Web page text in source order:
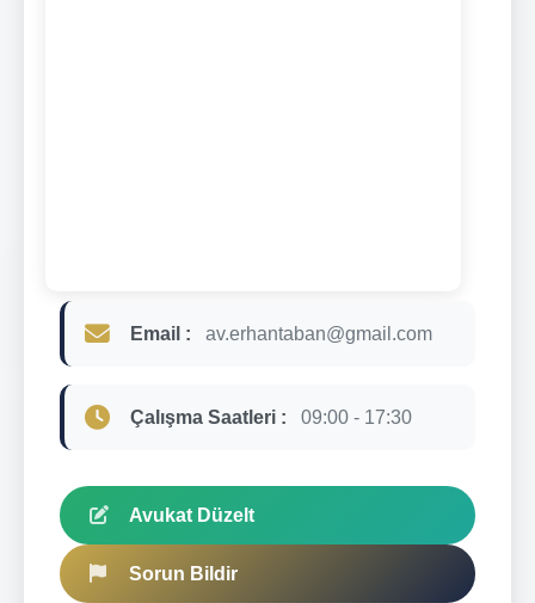
Email : av.erhantaban@gmail.com
Çalışma Saatleri : 09:00 - 17:30
Avukat Düzelt
Sorun Bildir